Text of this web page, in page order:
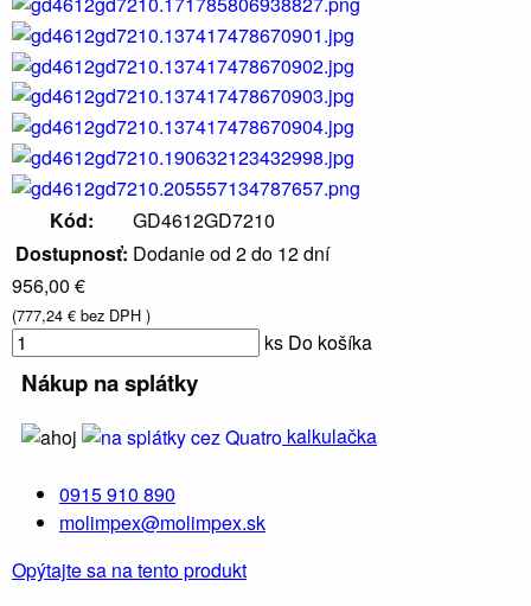
Kód:
GD4612GD7210
Dostupnosť: Dodanie od 2 do 12 dní
956,00 €
(777,24 € bez DPH )
ks Do košíka
Nákup na splátky
kalkulačka
0915 910 890
molimpex@molimpex.sk
Opýtajte sa na tento produkt